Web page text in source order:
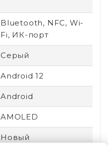
Bluetooth, NFC, Wi-
Fi, ИК-порт
Серый
Android 12
Android
AMOLED
Новый